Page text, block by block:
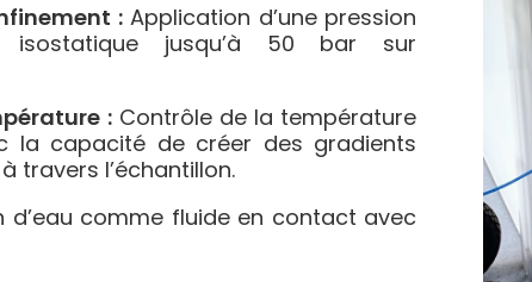
:Application d’une pression
isostatique jusqu’à 50 bar sur
:Contrôle de la température
la capacité de créer des gradients
travers l’échantillon.
d’eau comme fluide en contact avec